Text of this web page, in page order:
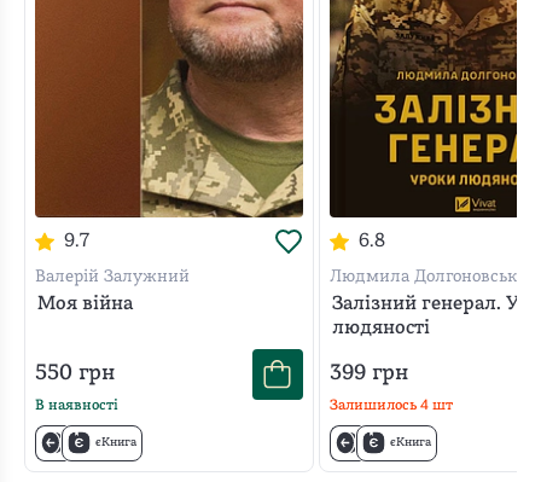
9.7
Валерій Залужний
Моя війна
550 грн
В наявності
єКнига
6.8
Людмила Долгоновська
Залізний генерал.
людяності
399грн
Залишилось 4шт
єКнига